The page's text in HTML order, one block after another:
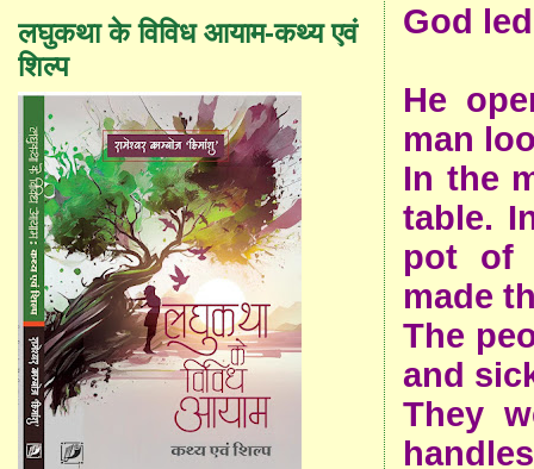
God
He
man
In the
table.
pot of
made
The
and
They
लघुकथा के विविध आयाम-कथ्य एवं
शिल्प